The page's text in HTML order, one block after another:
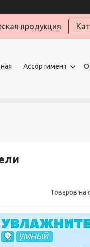
продукция
Ассортимент О